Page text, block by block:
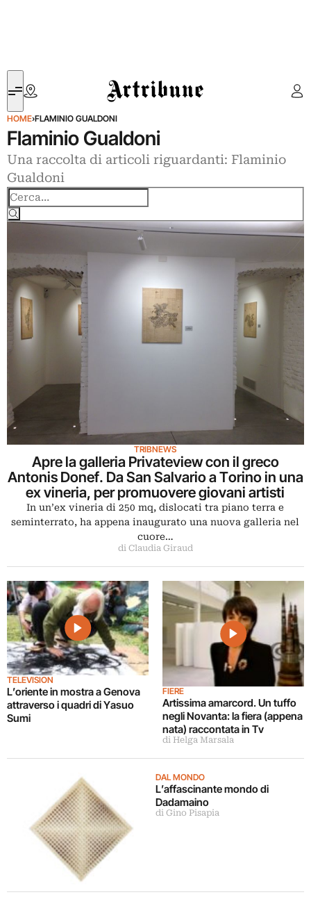
Artribune
HOME›FLAMINIO GUALDONI
Flaminio Gualdoni
Una raccolta di articoli riguardanti: Flaminio
Gualdoni
Cerca
TRIBNEWS
Apre la galleria Privateview con il greco
Antonis Donef. Da San Salvario a Torino in una
ex vineria, per promuovere giovani artisti
In un’ex vineria di 250 mq, dislocati tra piano terra e
seminterrato, ha appena inaugurato una nuova galleria nel
cuore…
di Claudia Giraud
TELEVISION
L’oriente in mostra a Genova
attraverso i quadri di Yasuo
Sumi
FIERE
Artissima amarcord. Un tuffo
negli Novanta: la fiera (appena
nata) raccontata in Tv
di Helga Marsala
DAL MONDO
L’affascinante mondo di
Dadamaino
di Gino Pisapia